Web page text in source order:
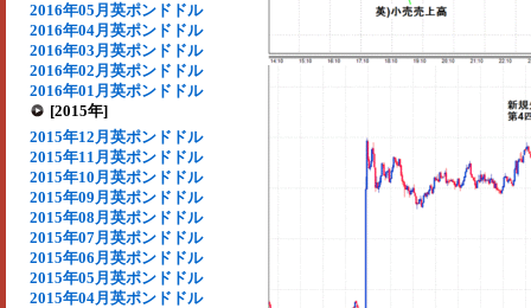
2016年05月英ポンドドル
2016年04月英ポンドドル
2016年03月英ポンドドル
2016年02月英ポンドドル
2016年01月英ポンドドル
[2015年]
2015年12月英ポンドドル
2015年11月英ポンドドル
2015年10月英ポンドドル
2015年09月英ポンドドル
2015年08月英ポンドドル
2015年07月英ポンドドル
2015年06月英ポンドドル
2015年05月英ポンドドル
2015年04月英ポンドドル